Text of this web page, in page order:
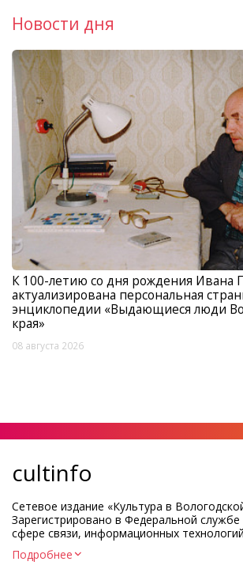
Новости дня
К 100-летию со дня рождения Ивана
актуализирована персональная
энциклопедии «Выдающиеся люди
края»
08 августа 2026
cultinfo
Сетевое издание «Культура в
Зарегистрировано в Федеральной службе
сфере связи, информационных
Регистрационный номер и дата принятия
Подробнее